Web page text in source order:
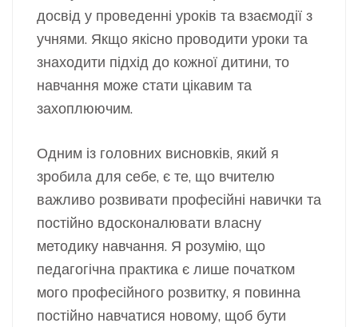
досвід у проведенні уроків та взаємодії з
учнями. Якщо якісно проводити уроки та
знаходити підхід до кожної дитини, то
навчання може стати цікавим та
захоплюючим.
Одним із головних висновків, який я
зробила для себе, є те, що вчителю
важливо розвивати професійні навички та
постійно вдосконалювати власну
методику навчання. Я розумію, що
педагогічна практика є лише початком
мого професійного розвитку, я повинна
постійно навчатися новому, щоб бути